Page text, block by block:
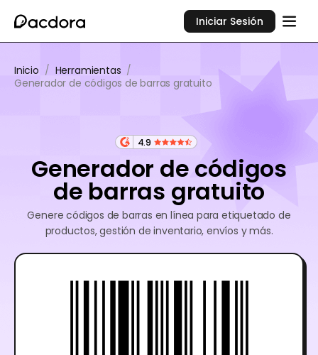
Iniciar Sesión
Inicio / Herramientas /
Generador de códigos de barras gratuito
4.9
Generador de códigos
de barras gratuito
Genere códigos de barras en línea para etiquetado de
productos, gestión de inventario, envíos y más.